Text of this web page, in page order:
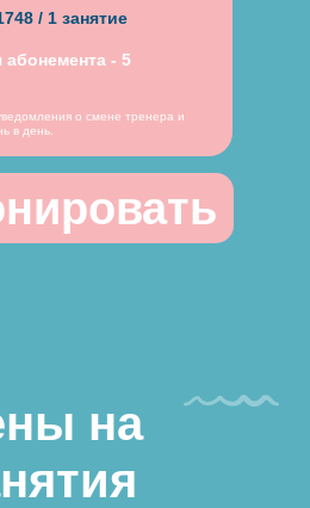
о смене тренера и
в день.
- 5
/ 1 занятие
на